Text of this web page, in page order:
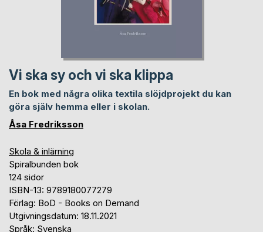
Vi ska sy och vi ska klippa
En bok med några olika textila slöjdprojekt du kan
göra själv hemma eller i skolan.
Åsa Fredriksson
Skola & inlärning
Spiralbunden bok
124 sidor
ISBN-13: 9789180077279
Förlag: BoD - Books on Demand
Utgivningsdatum: 18.11.2021
Språk: Svenska